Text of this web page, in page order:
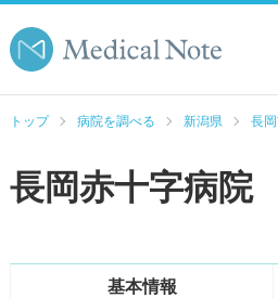
トップ 病院を調べる 新潟県 長
長岡赤十字病院
基本情報